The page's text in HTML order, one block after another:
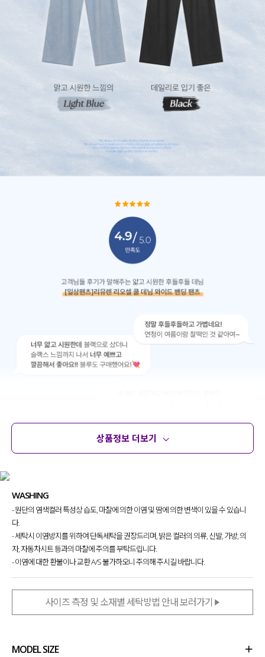
상품정보 더보기
WASHING
- 원단의 염색컬러 특성상 습도, 마찰에 의한 이염 및 땀에 의한 변색이 있을 수 있습니
다.
- 세탁시 이염방지를 위하여 단독세탁을 권장드리며, 밝은 컬러의 의류, 신발, 가방, 의
자, 자동차시트 등과의 마찰에 주의를 부탁드립니다.
- 이염에 대한 환불이나 교환 A/S 불가하오니 주의해 주시길 바랍니다.
사이즈 측정 및 소재별 세탁방법 안내 보러가기
MODEL SIZE